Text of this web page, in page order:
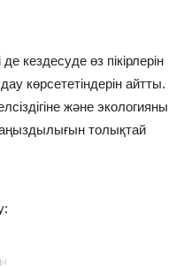
кездесуде өз пікірлерін
көрсететіндерін айтты.
және экологияны
толықтай